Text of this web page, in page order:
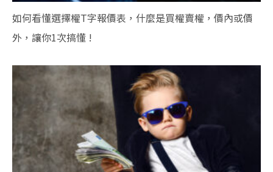
如何看懂選擇權T字報價表，什麼是買權賣權，價內或價
外，讓你1次搞懂 !